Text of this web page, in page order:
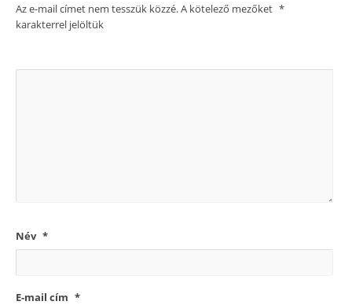
Az e-mail címet nem tesszük közzé.A kötelező mezőket *
karakterrel jelöltük
Név *
E-mail cím *